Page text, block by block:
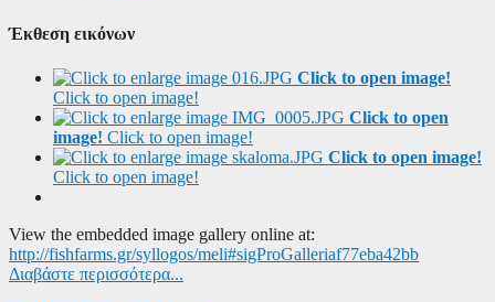
Έκθεση εικόνων
Click to open image!
Click to open image!
Click to open
image! Click to open image!
Click to open image!
Click to open image!
View the embedded image gallery online at:
http://fishfarms.gr/syllogos/meli#sigProGalleriaf77eba42bb
Διαβάστε περισσότερα...